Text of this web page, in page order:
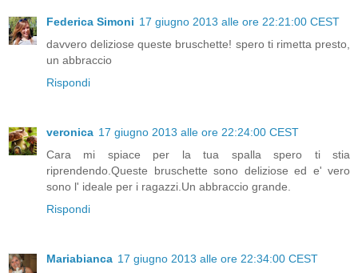
Federica Simoni 17 giugno 2013 alle ore 22:21:00 CEST
davvero deliziose queste bruschette! spero ti rimetta presto,
un abbraccio
Rispondi
veronica 17 giugno 2013 alle ore 22:24:00 CEST
Cara mi spiace per la tua spalla spero ti stia
riprendendo.Queste bruschette sono deliziose ed e' vero
sono l' ideale per i ragazzi.Un abbraccio grande.
Rispondi
Mariabianca 17 giugno 2013 alle ore 22:34:00 CEST